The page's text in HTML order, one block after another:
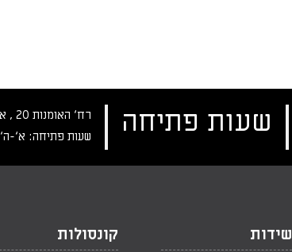
רח‘ האומנות 20 , א.ת חדש נתניה, טלפון:
שעות פתיחה: א‘-ה‘ 10:00-18:00 , שישי: 9:00-14:00
שעות פתיחה
שידות קונסולות